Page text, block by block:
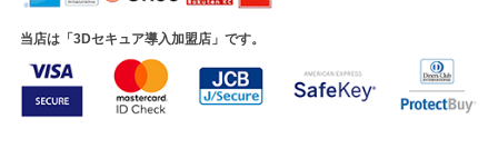
当店は「3Dセキュア導入加盟店」です。